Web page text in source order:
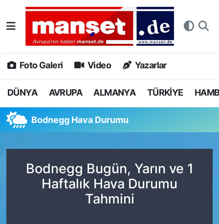
Foto Galeri Video Yazarlar
DÜNYA AVRUPA ALMANYA TÜRKİYE
Bodnegg Hava Durumu
Bodnegg Bugün, Yarın ve 1
Haftalık Hava Durumu
Tahmini
DÜNYA
AVRUPA
ALMANYA
SPOR
DEUTSCH
Nöbetçi Eczaneler
Hava Durumu
Namaz Vakitleri
Tüm Manşetler
Son Dakika Haberleri